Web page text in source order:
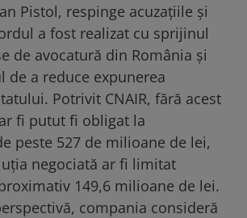
Pistol, respinge acuzațiile și
a fost realizat cu sprijinul
de avocatură din România și
de a reduce expunerea
Potrivit CNAIR, fără acest
fi putut fi obligat la
peste 527 de milioane de lei,
negociată ar fi limitat
149,6 milioane de lei.
compania consideră